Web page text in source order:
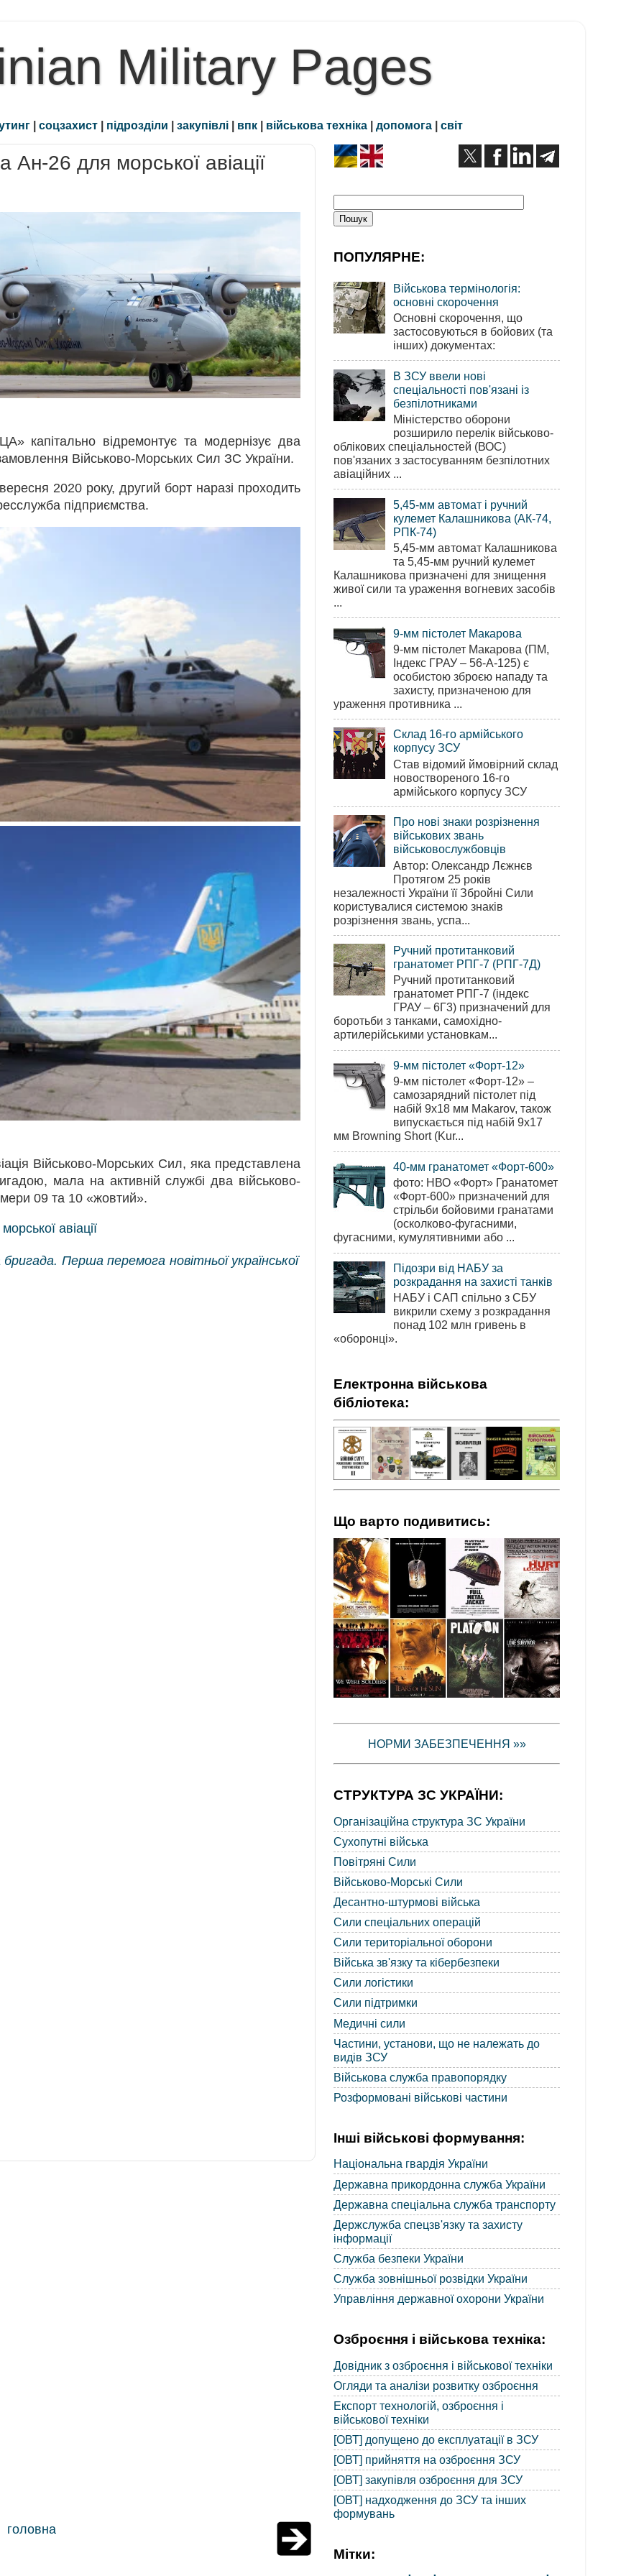
Military Pages
| соцзахист | підрозділи | закупівлі | впк | військова техніка | допомога | світ
Ан-26 для морської авіації
капітально відремонтує та модернізує два
Військово-Морських Сил ЗС України.
2020 року, другий борт наразі проходить
підприємства.
Військово-Морських Сил, яка представлена
мала на активній службі два військово-
09 та 10 «жовтий».
бригада. Перша перемога новітньої української
головна
ПОПУЛЯРНЕ:
Військова термінологія:
основні скорочення
Основні скорочення, що
застосовуються в бойових (та
інших) документах:
В ЗСУ ввели нові
спеціальності пов'язані із
безпілотниками
Міністерство оборони
розширило перелік військово-
облікових спеціальностей (ВОС)
пов'язаних з застосуванням безпілотних
авіаційних ...
5,45-мм автомат і ручний
кулемет Калашникова (АК-74,
РПК-74)
5,45-мм автомат Калашникова
та 5,45-мм ручний кулемет
Калашникова призначені для знищення
живої сили та ураження вогневих засобів
...
9-мм пістолет Макарова
9-мм пістолет Макарова (ПМ,
Індекс ГРАУ – 56-А-125) є
особистою зброєю нападу та
захисту, призначеною для
ураження противника ...
Склад 16-го армійського
корпусу ЗСУ
Став відомий ймовірний склад
новоствореного 16-го
армійського корпусу ЗСУ
Про нові знаки розрізнення
військових звань
військовослужбовців
Автор: Олександр Лєжнєв
Протягом 25 років
незалежності України її Збройні Сили
користувалися системою знаків
розрізнення звань, успа...
Ручний протитанковий
гранатомет РПГ-7 (РПГ-7Д)
Ручний протитанковий
гранатомет РПГ-7 (індекс
ГРАУ – 6Г3) призначений для
боротьби з танками, самохідно-
артилерійськими установкам...
9-мм пістолет «Форт-12»
9-мм пістолет «Форт-12» –
самозарядний пістолет під
набій 9х18 мм Makarov, також
випускається під набій 9х17
мм Browning Short (Kur...
40-мм гранатомет «Форт-600»
фото: НВО «Форт» Гранатомет
«Форт-600» призначений для
стрільби бойовими гранатами
(осколково-фугасними,
фугасними, кумулятивними або ...
Підозри від НАБУ за
розкрадання на захисті танків
НАБУ і САП спільно з СБУ
викрили схему з розкрадання
понад 102 млн гривень в
«оборонці».
Електронна військова
бібліотека:
Що варто подивитись:
НОРМИ ЗАБЕЗПЕЧЕННЯ »»
СТРУКТУРА ЗС УКРАЇНИ:
Організаційна структура ЗС України
Сухопутні війська
Повітряні Сили
Військово-Морські Сили
Десантно-штурмові війська
Сили спеціальних операцій
Сили територіальної оборони
Війська зв'язку та кібербезпеки
Сили логістики
Сили підтримки
Медичні сили
Частини, установи, що не належать до
видів ЗСУ
Військова служба правопорядку
Розформовані військові частини
Інші військові формування:
Національна гвардія України
Державна прикордонна служба України
Державна спеціальна служба транспорту
Держслужба спецзв'язку та захисту
інформації
Служба безпеки України
Служба зовнішньої розвідки України
Управління державної охорони України
Озброєння і військова техніка:
Довідник з озброєння і військової техніки
Огляди та аналізи розвитку озброєння
Експорт технологій, озброєння і
військової техніки
[ОВТ] допущено до експлуатації в ЗСУ
[ОВТ] прийняття на озброєння ЗСУ
[ОВТ] закупівля озброєння для ЗСУ
[ОВТ] надходження до ЗСУ та інших
формувань
Мітки: